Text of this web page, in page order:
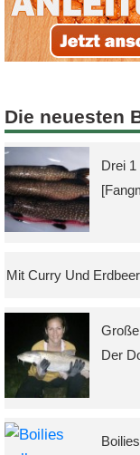
Die neuesten
Drei 1
Mit Curry Und
Der